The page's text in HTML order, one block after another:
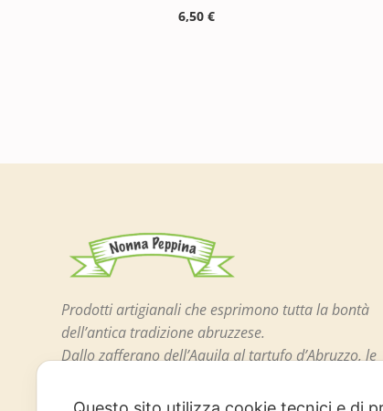
6,50 €
Prodotti artigianali che esprimono tutta la bontà
dell’antica tradizione abruzzese.
Dallo zafferano dell’Aquila al tartufo d’Abruzzo, le
celebri lenticchie di Santo Stefano di Sessanio e